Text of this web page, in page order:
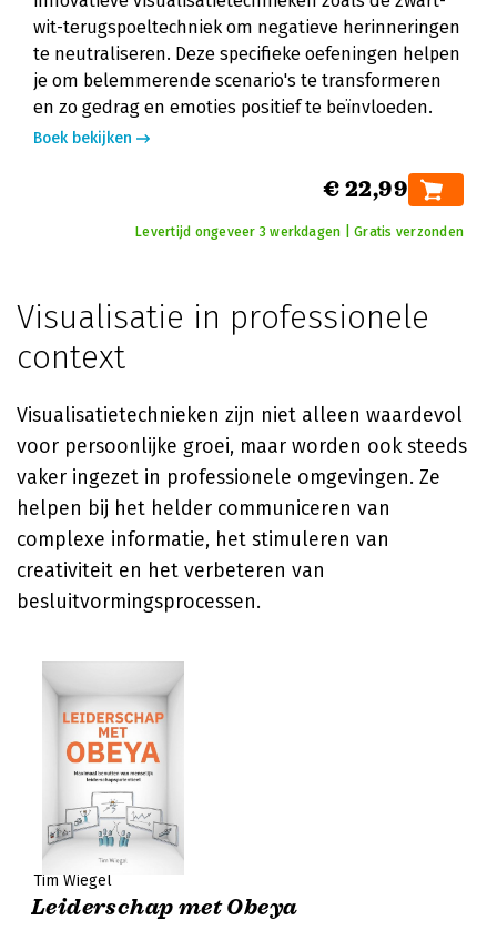
wit-terugspoeltechniek om negatieve herinneringen
te neutraliseren. Deze specifieke oefeningen helpen
je om belemmerende scenario's te transformeren
en zo gedrag en emoties positief te beïnvloeden.
Boek bekijken
€ 22,99
Levertijd ongeveer 3 werkdagen | Gratis verzonden
Visualisatie in professionele
context
Visualisatietechnieken zijn niet alleen waardevol
voor persoonlijke groei, maar worden ook steeds
vaker ingezet in professionele omgevingen. Ze
helpen bij het helder communiceren van
complexe informatie, het stimuleren van
creativiteit en het verbeteren van
besluitvormingsprocessen.
Tim Wiegel
Leiderschap met Obeya